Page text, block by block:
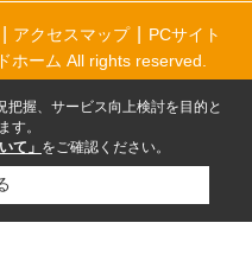
アクセスマップ
PCサイト
ホーム All rights reserved.
握、サービス向上検討を目的と
す。
て」 をご確認ください。